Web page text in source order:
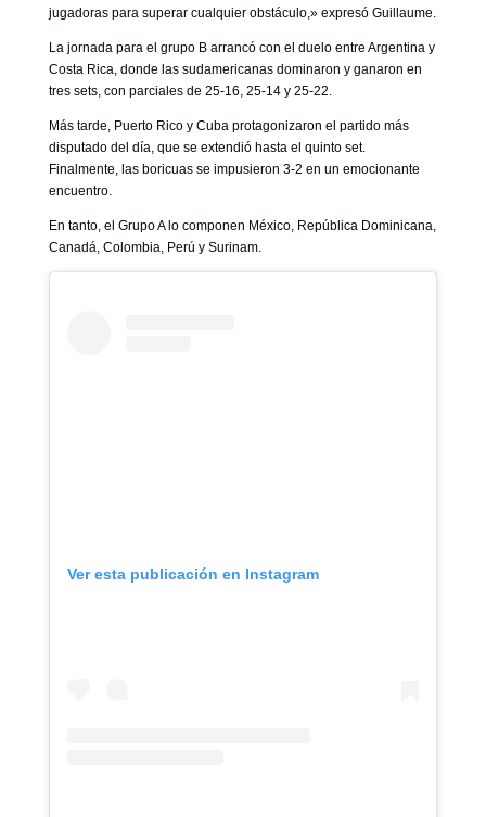
jugadoras para superar cualquier obstáculo,» expresó Guillaume.
La jornada para el grupo B arrancó con el duelo entre Argentina y
Costa Rica, donde las sudamericanas dominaron y ganaron en
tres sets, con parciales de 25-16, 25-14 y 25-22.
Más tarde, Puerto Rico y Cuba protagonizaron el partido más
disputado del día, que se extendió hasta el quinto set.
Finalmente, las boricuas se impusieron 3-2 en un emocionante
encuentro.
En tanto, el Grupo A lo componen México, República Dominicana,
Canadá, Colombia, Perú y Surinam.
Ver esta publicación en Instagram